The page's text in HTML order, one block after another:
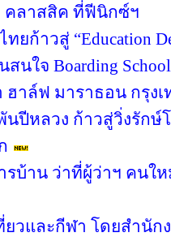
คลาสสิค ที่ฟีนิกซ์ฯ
ยก้าวสู่ “Education
นใจ Boarding
ฮาล์ฟ มาราธอน กรุง
ปีหลวง ก้าวสู่วิ่งรักษ์
รบ้าน ว่าที่ผู้ว่าฯ คน
ยวและกีฬา โดยสำนั